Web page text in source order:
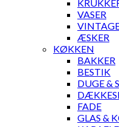
VASER
ÆSKER
KØKKEN
BAKKER
BESTIK
DUGE &
FADE
GLAS &